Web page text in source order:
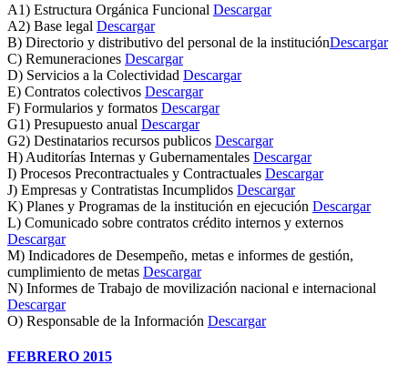
A1) Estructura Orgánica Funcional Descargar
A2) Base legal Descargar
B) Directorio y distributivo del personal de la instituciónDescargar
C) Remuneraciones Descargar
D) Servicios a la Colectividad Descargar
E) Contratos colectivos Descargar
F) Formularios y formatos Descargar
G1) Presupuesto anual Descargar
G2) Destinatarios recursos publicos Descargar
H) Auditorías Internas y Gubernamentales Descargar
I) Procesos Precontractuales y Contractuales Descargar
J) Empresas y Contratistas Incumplidos Descargar
K) Planes y Programas de la institución en ejecución Descargar
L) Comunicado sobre contratos crédito internos y externos
Descargar
M) Indicadores de Desempeño, metas e informes de gestión,
cumplimiento de metas Descargar
N) Informes de Trabajo de movilización nacional e internacional
Descargar
O) Responsable de la Información Descargar
FEBRERO 2015